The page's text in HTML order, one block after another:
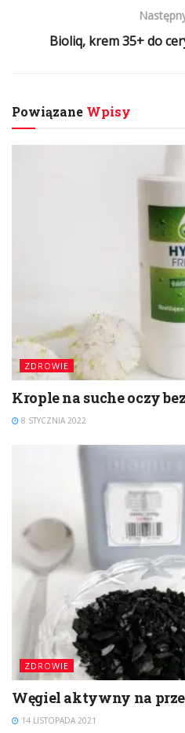
Bioliq, krem 35+ do
Powiązane Wpisy
ZDROWIE
Krople na suche oczy
8 STYCZNIA 2022
ZDROWIE
Węgiel aktywny na
14 LISTOPADA 2021